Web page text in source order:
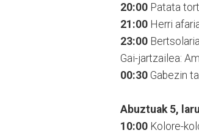
20:00 Patata
21:00 Herri
23:00
Gai-jartzailea:
00:30 Gabezin
Abuztuak 5,
10:00 Kolore-